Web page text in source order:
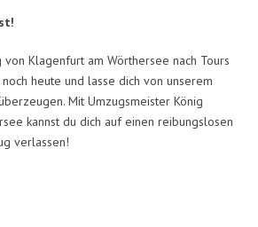
von Klagenfurt am Wörthersee nach Tours
heute und lasse dich von unserem
Mit Umzugsmeister König
kannst du dich auf einen reibungslosen
verlassen!